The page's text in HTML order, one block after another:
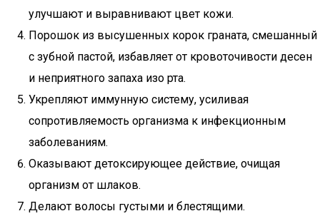
улучшают и выравнивают цвет кожи.
Порошок из высушенных корок граната, смешанный
с зубной пастой, избавляет от кровоточивости десен
и неприятного запаха изо рта.
Укрепляют иммунную систему, усиливая
сопротивляемость организма к инфекционным
заболеваниям.
Оказывают детоксирующее действие, очищая
организм от шлаков.
Делают волосы густыми и блестящими.